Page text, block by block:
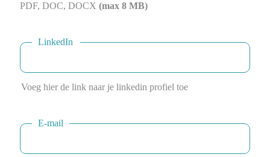
PDF, DOC, DOCX (max 8 MB)
Contact
E-mail